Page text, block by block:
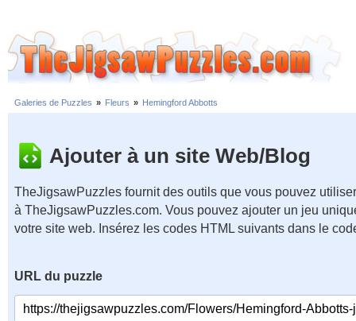
Galeries de Puzzles » Fleurs » Hemingford Abbotts
Ajouter à un site Web/Blog
TheJigsawPuzzles fournit des outils que vous pouvez
à TheJigsawPuzzles.com. Vous pouvez ajouter un jeu
votre site web. Insérez les codes HTML suivants dans le
URL du puzzle